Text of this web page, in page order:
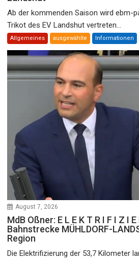
Ab der kommenden Saison wird ebm-
Trikot des EV Landshut vertreten...
Allgemeines ausgewählte Informationen
August 7, 2026
MdB Oßner: E L E K T R I F I Z I E
Bahnstrecke MÜHLDORF-
Region
Die Elektrifizierung der 53,7 Kilometer